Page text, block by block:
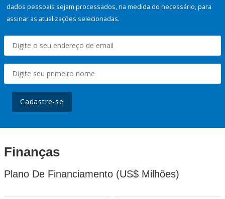
dados pessoais sejam processados, na medida do necessário, para
assinar as atualizações selecionadas.
Cadastre-se
Finanças
Plano De Financiamento (US$ Milhões)